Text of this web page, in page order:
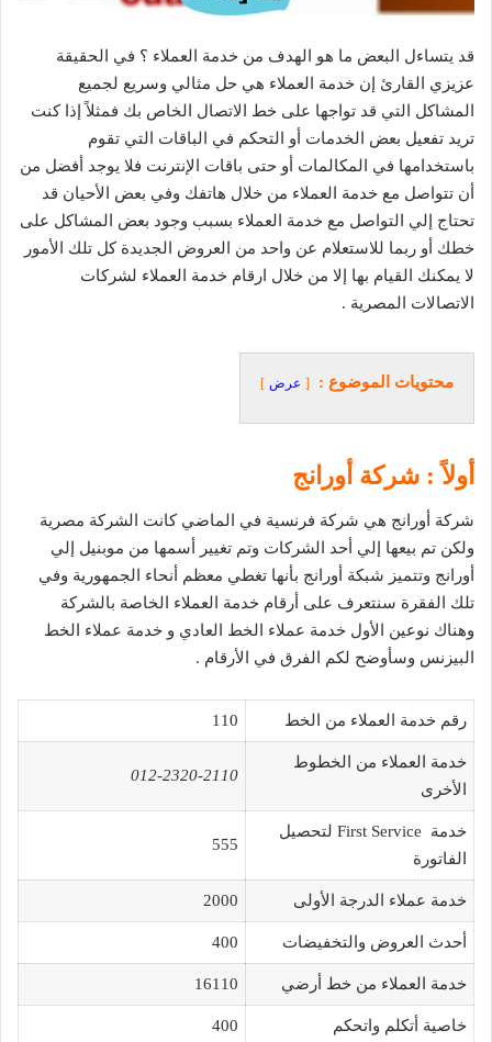
قد يتساءل البعض ما هو الهدف من خدمة العملاء ؟ في الحقيقة
عزيزي القارئ إن خدمة العملاء هي حل مثالي وسريع لجميع
المشاكل التي قد تواجها على خط الاتصال الخاص بك فمثلاً إذا كنت
تريد تفعيل بعض الخدمات أو التحكم في الباقات التي تقوم
باستخدامها في المكالمات أو حتى باقات الإنترنت فلا يوجد أفضل من
أن تتواصل مع خدمة العملاء من خلال هاتفك وفي بعض الأحيان قد
تحتاج إلي التواصل مع خدمة العملاء بسبب وجود بعض المشاكل على
خطك أو ربما للاستعلام عن واحد من العروض الجديدة كل تلك الأمور
لا يمكنك القيام بها إلا من خلال ارقام خدمة العملاء لشركات
الاتصالات المصرية .
محتويات الموضوع : عرض
أولاً : شركة أورانج
شركة أورانج هي شركة فرنسية في الماضي كانت الشركة مصرية
ولكن تم بيعها إلي أحد الشركات وتم تغيير أسمها من موبنيل إلي
أورانج وتتميز شبكة أورانج بأنها تغطي معظم أنحاء الجمهورية وفي
تلك الفقرة سنتعرف على أرقام خدمة العملاء الخاصة بالشركة
وهناك نوعين الأول خدمة عملاء الخط العادي و خدمة عملاء الخط
البيزنس وسأوضح لكم الفرق في الأرقام .
رقم خدمة العملاء من الخط 110
خدمة العملاء من الخطوط
الأخرى
012-2320-2110
خدمة First Service لتحصيل
الفاتورة
555
خدمة عملاء الدرجة الأولى 2000
أحدث العروض والتخفيضات 400
خدمة العملاء من خط أرضي 16110
خاصية أتكلم واتحكم 400